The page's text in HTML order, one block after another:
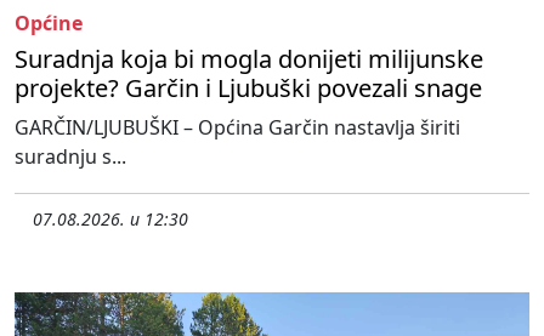
Općine
Suradnja koja bi mogla donijeti milijunske
projekte? Garčin i Ljubuški povezali snage
GARČIN/LJUBUŠKI – Općina Garčin nastavlja širiti
suradnju s...
07.08.2026. u 12:30